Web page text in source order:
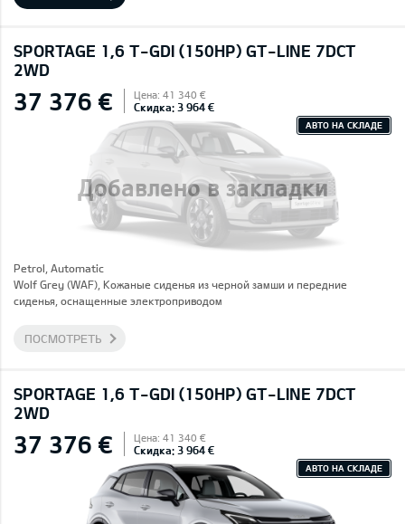
SPORTAGE 1,6 T-GDI (150HP) GT-LINE 7DCT
2WD
Добавлено в закладки
37 376 € Цена: 41 340 €
Скидка: 3 964 €
АВТО НА СКЛАДЕ
Petrol, Automatic
Wolf Grey (WAF), Кожаные сиденья из черной замши и передние
сиденья, оснащенные электроприводом
ПОСМОТРЕТЬ
SPORTAGE 1,6 T-GDI (150HP) GT-LINE 7DCT
2WD
37 376 € Цена: 41 340 €
Скидка: 3 964 €
АВТО НА СКЛАДЕ